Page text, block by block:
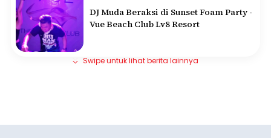
DJ Muda Beraksi di Sunset Foam Party -
Vue Beach Club Lv8 Resort
Swipe untuk lihat berita lainnya